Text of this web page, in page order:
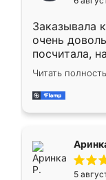
мебели буду
Заказывала
очень
посчитала,
Замерщик
делу со
за день,
Читать
5